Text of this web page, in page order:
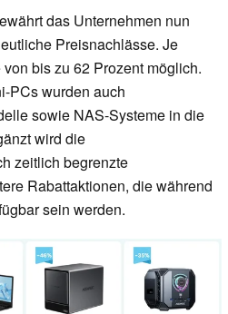
das Unternehmen nun
Preisnachlässe. Je
bis zu 62 Prozent möglich.
PCs wurden auch
sowie NAS-Systeme in die
wird die
zeitlich begrenzte
Rabattaktionen, die während
sein werden.